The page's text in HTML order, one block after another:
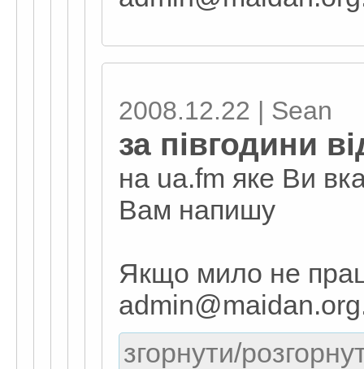
2008.12.22 | Sean
за півгодини
на ua.fm яке Ви
Вам напишу
Якщо мило не
згорнути/